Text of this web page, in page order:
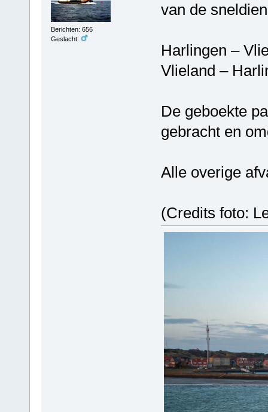
Berichten: 656
Geslacht:
van de
Harlingen –
Vlieland –
De geboekte
gebracht en
Alle overige
(Credits foto: